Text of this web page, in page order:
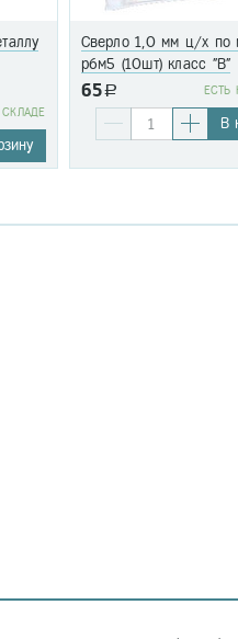
Сверло 1,0 мм ц/х по
р6м5 (10шт) класс "В"
65a EСТЬ
В